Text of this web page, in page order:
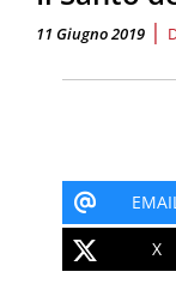
11 Giugno 2019 |
EMAIL
X